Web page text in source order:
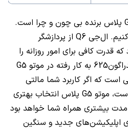
پلاس برنده بی چون و چرا است.
کنیم. ال‌جی Q6 از پردازشگر
بهره می‌برد که قدرت کافی برای امور روزانه را
در موتو
G5
است که اگر کاربرد شما مالتی
موتو G5 پلاس انتخاب بهتری
بیشتری همراه شما خواهد بود
اپلیکیشن‌های جدید و سنگین